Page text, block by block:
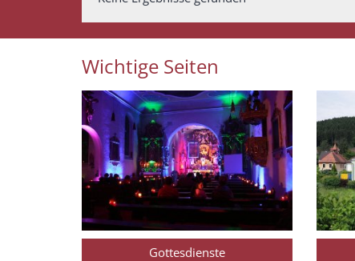
Wichtige Seiten
Gottesdienste